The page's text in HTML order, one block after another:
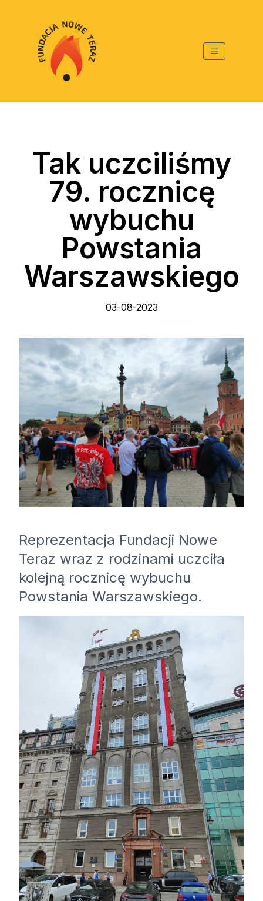
Tak uczciliśmy
79. rocznicę
wybuchu
Powstania
Warszawskiego
03-08-2023
Reprezentacja Fundacji Nowe
Teraz wraz z rodzinami uczciła
kolejną rocznicę wybuchu
Powstania Warszawskiego.